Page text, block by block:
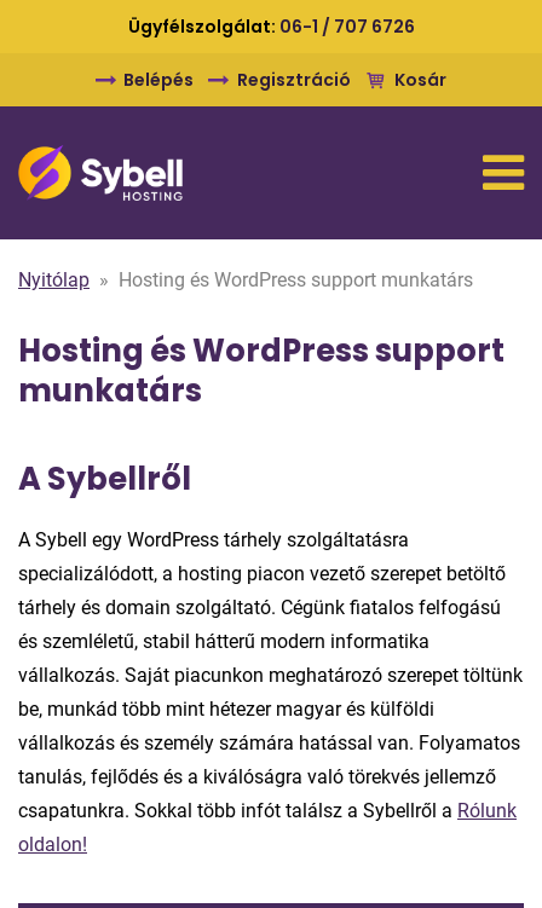
Ügyfélszolgálat: 06-1 / 707 6726
Belépés Regisztráció Kosár
Nyitólap » Hosting és WordPress support munkatárs
Hosting és WordPress support
munkatárs
A Sybellről
A Sybell egy WordPress tárhely szolgáltatásra
specializálódott, a hosting piacon vezető szerepet betöltő
tárhely és domain szolgáltató. Cégünk fiatalos felfogású
és szemléletű, stabil hátterű modern informatika
vállalkozás. Saját piacunkon meghatározó szerepet töltünk
be, munkád több mint hétezer magyar és külföldi
vállalkozás és személy számára hatással van. Folyamatos
tanulás, fejlődés és a kiválóságra való törekvés jellemző
csapatunkra. Sokkal több infót találsz a Sybellről a Rólunk
oldalon!